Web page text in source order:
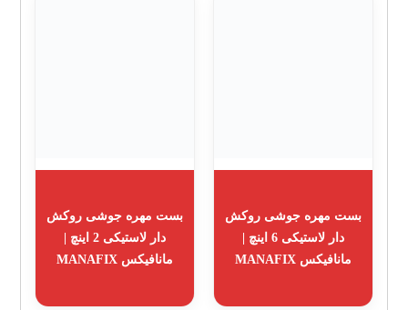
بست مهره جوشی روکش
دار لاستیکی 6 اینچ |
مانافیکس MANAFIX
بست مهره جوشی روکش
دار لاستیکی 2 اینچ |
مانافیکس MANAFIX